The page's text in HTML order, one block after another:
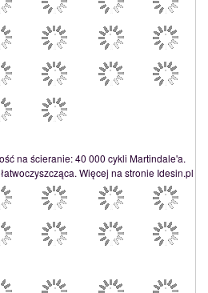
na ścieranie: 40 000 cykli Martindale'a.
Więcej na stronie Idesin.pl